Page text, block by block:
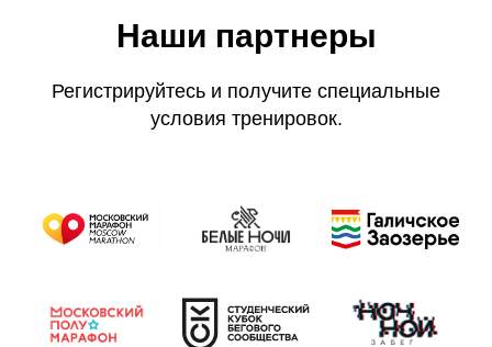
Наши партнеры
Регистрируйтесь и получите специальные
условия тренировок.